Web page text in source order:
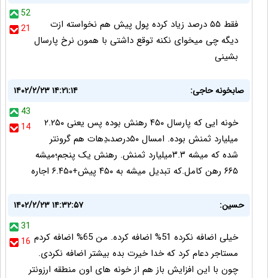
52
21
فقط ۵۵ درصد زیاد کرده پول پیش هم نخواسته ازت
دیگه چی میخوای نکنه توقع داشتی با همون نرخ پارسال
بشینی
صابخونه حاجی:
۱۴۰۲/۲/۲۳ ۱۴:۲۱:۱۴
43
14
خونه ایی که پارسال ۴۵۰ رهنش بوده پس یعنی ۲.۲۵۰
میلیارد ثمنش بوده. امسال ۵۰درصد،دِهات هم گرونتر
شده که میشه ۳.۳میلیارد ثمنش. رهنش یک پنجم؛میشه
۶۶۵ رهن کامل.که تبدیل میشه به ۴۵۰ پیش+۶.۴۵۰ اجاره
حسین:
۱۴۰۲/۲/۲۳ ۱۴:۳۲:۵۷
31
16 خیلی اضافه نکرده 51% اضافه کرده. من 65% اضافه کردم
مستاجر دعام کرد که خدا خیرت بده بیشتر اضافه نکردی.
چون با این افزایش باز هم از خونه های اون منطقه ارزونتر